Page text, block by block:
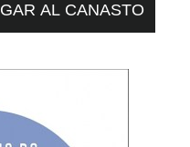
AL CANASTO